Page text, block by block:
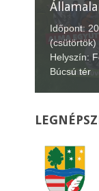
XII.
Időpont:
(péntek-
Helyszín: